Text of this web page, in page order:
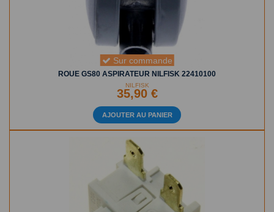
Sur commande
ROUE GS80 ASPIRATEUR NILFISK 22410100
NILFISK
35,90 €
AJOUTER AU PANIER